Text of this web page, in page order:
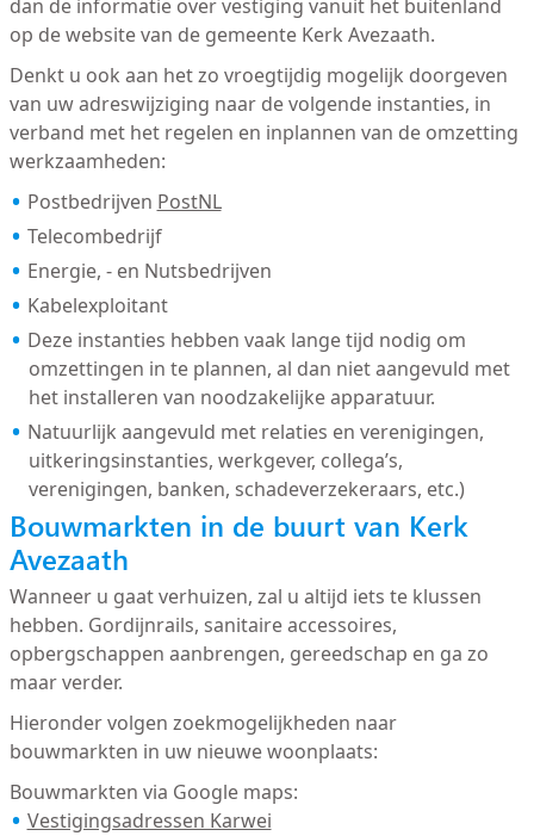
dan de informatie over vestiging vanuit het buitenland
op de website van de gemeente Kerk Avezaath.
Denkt u ook aan het zo vroegtijdig mogelijk doorgeven
van uw adreswijziging naar de volgende instanties, in
verband met het regelen en inplannen van de omzetting
werkzaamheden:
Postbedrijven PostNL
Telecombedrijf
Energie, - en Nutsbedrijven
Kabelexploitant
Deze instanties hebben vaak lange tijd nodig om
omzettingen in te plannen, al dan niet aangevuld met
het installeren van noodzakelijke apparatuur.
Natuurlijk aangevuld met relaties en verenigingen,
uitkeringsinstanties, werkgever, collega’s,
verenigingen, banken, schadeverzekeraars, etc.)
Bouwmarkten in de buurt van Kerk
Avezaath
Wanneer u gaat verhuizen, zal u altijd iets te klussen
hebben. Gordijnrails, sanitaire accessoires,
opbergschappen aanbrengen, gereedschap en ga zo
maar verder.
Hieronder volgen zoekmogelijkheden naar
bouwmarkten in uw nieuwe woonplaats:
Bouwmarkten via Google maps:
Vestigingsadressen Karwei